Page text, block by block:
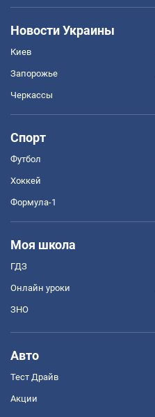
Новости Украины
Киев
Запорожье
Черкассы
Спорт
Футбол
Хоккей
Формула-1
Моя школа
ГДЗ
Онлайн уроки
ЗНО
Авто
Тест Драйв
Акции